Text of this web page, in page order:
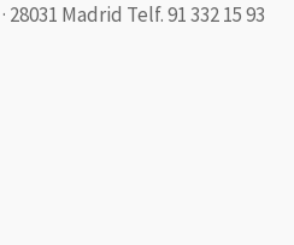
Madrid Telf. 91 332 15 93